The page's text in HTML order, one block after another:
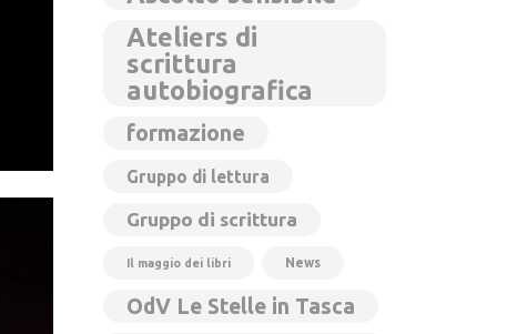
Ateliers di
scrittura
autobiografica
formazione
Gruppo di lettura
Gruppo di scrittura
Il maggio dei libri News
OdV Le Stelle in Tasca